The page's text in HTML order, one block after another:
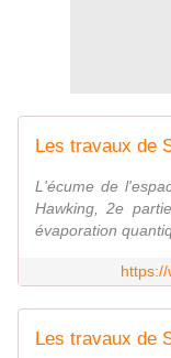
L'écume de
Hawking, 2e
évaporation